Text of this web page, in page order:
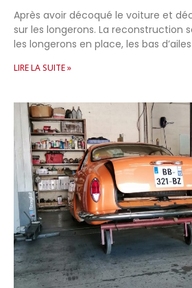
Après avoir décoqué le voiture et
sur les longerons. La reconstruction
les longerons en place, les bas d’ailes
LIRE LA SUITE »